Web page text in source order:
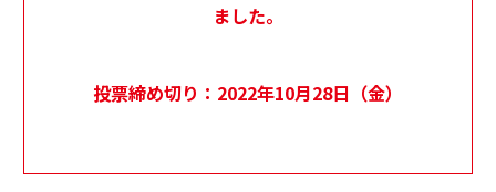
ました。
投票締め切り：2022年10月28日（金）